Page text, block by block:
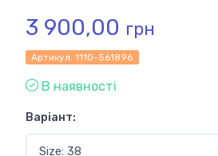
3 900,00 грн
Артикул: 1110-561896
В наявності
Варіант: